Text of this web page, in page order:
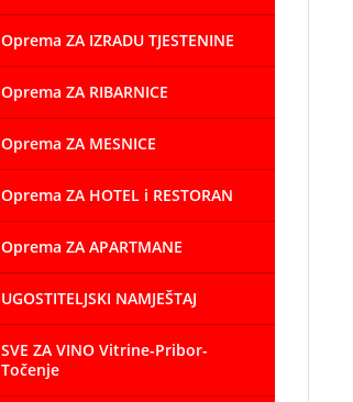
Oprema ZA IZRADU TJESTENINE
Oprema ZA RIBARNICE
Oprema ZA MESNICE
Oprema ZA HOTEL i RESTORAN
Oprema ZA APARTMANE
UGOSTITELJSKI NAMJEŠTAJ
SVE ZA VINO Vitrine-Pribor-
Točenje